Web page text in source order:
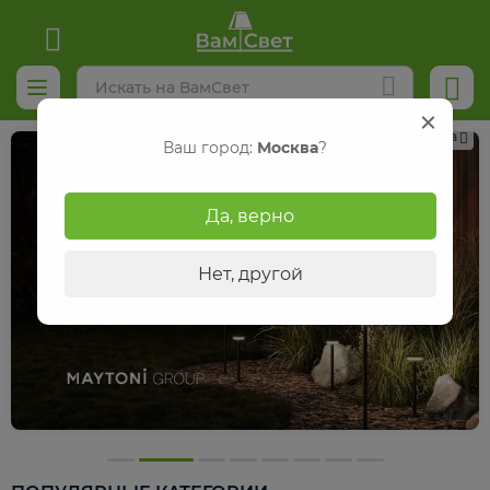
Реклама
Ваш город: Москва?
Да, верно
Нет, другой